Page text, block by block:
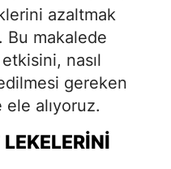
azaltmak
Bu makalede
nasıl
gereken
ele alıyoruz.